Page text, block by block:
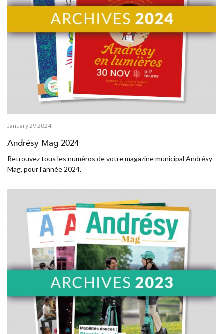
January 29 2024
Andrésy Mag 2024
Retrouvez tous les numéros de votre magazine municipal Andrésy
Mag, pour l'année 2024.